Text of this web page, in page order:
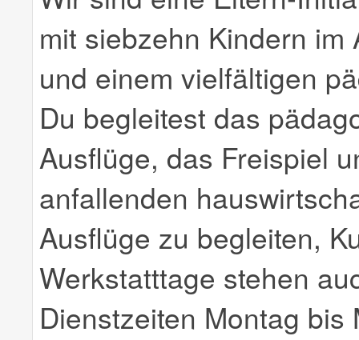
mit siebzehn Kindern
und einem vielfältigen
Du begleitest das
Ausflüge, das Freispiel
anfallenden
Ausflüge zu begleiten,
Werkstatttage stehen
Dienstzeiten Montag